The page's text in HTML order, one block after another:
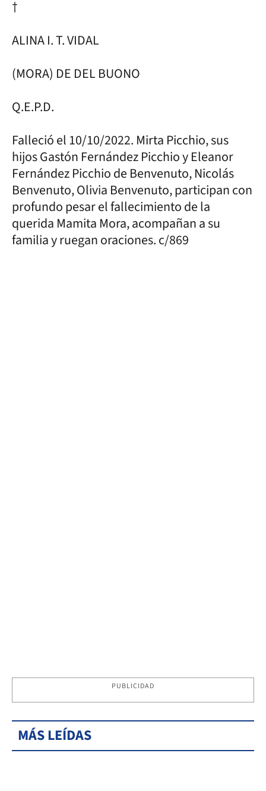
†
ALINA I. T. VIDAL
(MORA) DE DEL BUONO
Q.E.P.D.
Falleció el 10/10/2022. Mirta Picchio, sus
hijos Gastón Fernández Picchio y Eleanor
Fernández Picchio de Benvenuto, Nicolás
Benvenuto, Olivia Benvenuto, participan con
profundo pesar el fallecimiento de la
querida Mamita Mora, acompañan a su
familia y ruegan oraciones. c/869
PUBLICIDAD
MÁS LEÍDAS